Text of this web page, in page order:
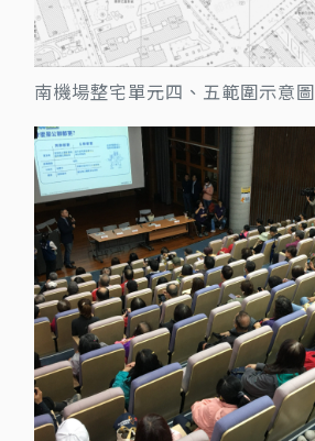
南機場整宅單元四、五範圍示意圖